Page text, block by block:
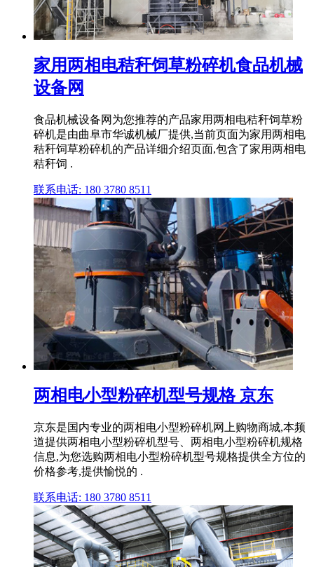
家用两相电秸秆饲草粉碎机食品机械
设备网
食品机械设备网为您推荐的产品家用两相电秸秆饲草粉
碎机是由曲阜市华诚机械厂提供,当前页面为家用两相电
秸秆饲草粉碎机的产品详细介绍页面,包含了家用两相电
秸秆饲 .
联系电话: 180 3780 8511
两相电小型粉碎机型号规格 京东
京东是国内专业的两相电小型粉碎机网上购物商城,本频
道提供两相电小型粉碎机型号、两相电小型粉碎机规格
信息,为您选购两相电小型粉碎机型号规格提供全方位的
价格参考,提供愉悦的 .
联系电话: 180 3780 8511